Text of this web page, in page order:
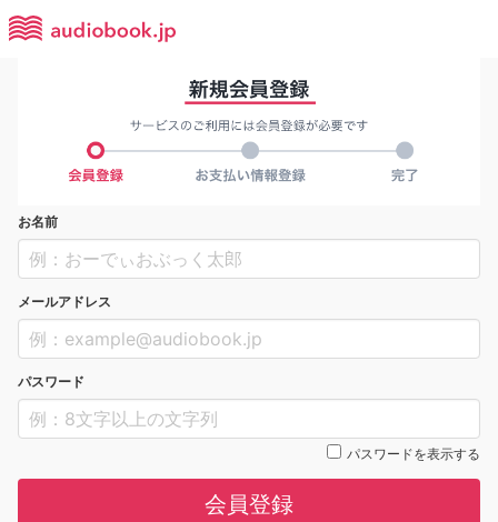
お名前
メールアドレス
パスワード
パスワードを表示する
会員登録